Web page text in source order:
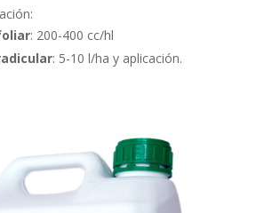
: 200-400 cc/hl
: 5-10 l/ha y aplicación.